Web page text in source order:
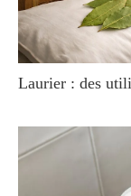
Laurier : des